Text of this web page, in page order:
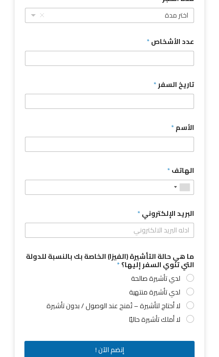
اختر مدة
عدد الأشخاص*
تاريخ السفر*
الأسم*
الهاتف*
البريد الإلكتروني*
ما هي حالة التأشيرة (الفيزا) الخاصة بك بالنسبة للدولة
التي تنوي السفر إليها؟*
لدي تأشيرة صالحة
لدي تأشيرة منتهية
لا أحتاج لتأشيرة – تُمنح عند الوصول / بدون تأشيرة
لا أملك تأشيرة حاليًا
إنضم الآن !